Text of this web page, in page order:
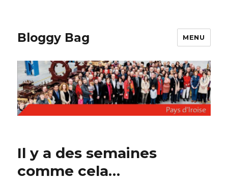
Bloggy Bag MENU
Il y a des semaines
comme cela…